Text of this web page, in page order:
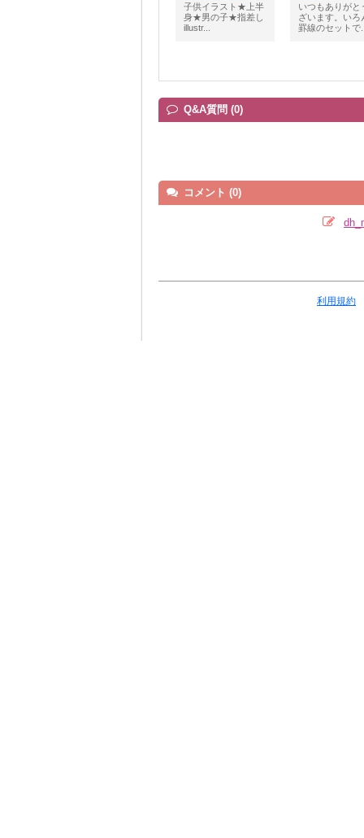
子供イラスト★上半
身★男の子★指差し
illustr...
いつもありがと
ざいます。いろ
罫線のセットで
Q&A質問 (0)
コメント (0)
利用規約